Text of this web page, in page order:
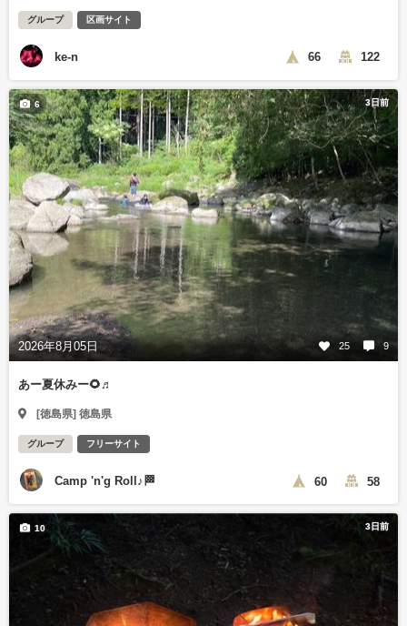
グループ 区画サイト
ke-n 66 122
3日前
2026年8月05日 25 9
6
あー夏休みー🌻♬
[徳島県] 徳島県
グループ フリーサイト
Camp 'n'g Roll♪🏁 60 58
3日前
10